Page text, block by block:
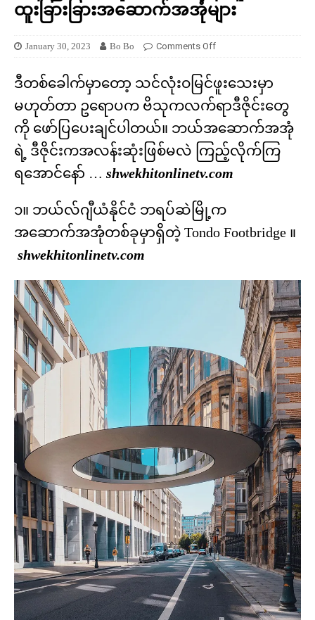
ထူးခြားခြားအဆောက်အအုံများ
January 30, 2023 Bo Bo Comments Off
ဒီတစ်ခေါက်မှာတော့ သင်လုံးဝမြင်ဖူးသေးမှာ
မဟုတ်တာ ဥရောပက ဗိသုကလက်ရာဒီဇိုင်းတွေ
ကို ဖော်ပြပေးချင်ပါတယ်။ ဘယ်အဆောက်အအုံ
ရဲ့ ဒီဇိုင်းကအလန်းဆုံးဖြစ်မလဲ ကြည့်လိုက်ကြ
ရအောင်နော် … shwekhitonlinetv.com
၁။ ဘယ်လ်ဂျီယံနိုင်ငံ ဘရပ်ဆဲမြို့က
အဆောက်အအုံတစ်ခုမှာရှိတဲ့ Tondo Footbridge ။
shwekhitonlinetv.com